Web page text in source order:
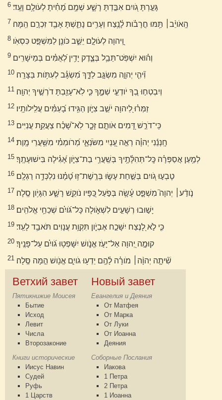
6 גָּעַ֣רְתָּ גֹ֭ויִם אִבַּ֣דְתָּ רָשָׁ֑ע שְׁמָ֥ם מָ֝חִ֗יתָ לְעֹולָ֥ם וָעֶֽד׃
7 הָֽאֹויֵ֨ב׀ תַּ֥מּוּ חֳרָבֹ֗ות לָ֫נֶ֥צַח וְעָרִ֥ים נָתַ֑שְׁתָּ אָבַ֖ד זִכְרָ֣ם הֵֽמָּה׃
8 וַֽ֭יהוָה לְעֹולָ֣ם יֵשֵׁ֑ב כֹּונֵ֖ן לַמִּשְׁפָּ֣ט כִּסְאֹֽו׃
9 וְה֗וּא יִשְׁפֹּֽט־תֵּבֵ֥ל בְּצֶ֑דֶק יָדִ֥ין לְ֝אֻמִּ֗ים בְּמֵישָׁרִֽים׃
10 וִ֘יהִ֤י יְהוָ֣ה מִשְׂגָּ֣ב לַדָּ֑ךְ מִ֝שְׂגָּ֗ב לְעִתֹּ֥ות בַּצָּרָֽה׃
11 וְיִבְטְח֣וּ בְ֭ךָ יֹודְעֵ֣י שְׁמֶ֑ךָ כִּ֤י לֹֽא־עָזַ֖בְתָּ דֹרְשֶׁ֣יךָ יְהוָֽה׃
12 זַמְּר֗וּ לַ֭יהוָה יֹשֵׁ֣ב צִיֹּ֑ון הַגִּ֥ידוּ בָ֝עַמִּ֗ים עֲלִֽילֹותָֽיו׃
13 כִּֽי־דֹרֵ֣שׁ דָּ֭מִים אֹותָ֣ם זָכָ֑ר לֹֽא־שָׁ֝כַ֗ח צַעֲקַ֥ת עֲנִיִּים
14 חָֽנְנֵ֬נִי יְהוָ֗ה רְאֵ֣ה עָ֭נְיִי מִשֹּׂנְאָ֑י מְ֝רֹומְמִ֗י מִשַּׁ֥עֲרֵי מָֽוֶת׃
15 לְמַ֥עַן אֲסַפְּרָ֗ה כָּֽל־תְּהִלָּ֫תֶ֥יךָ בְּשַֽׁעֲרֵ֥י בַת־צִיֹּ֑ון אָ֝גִ֗ילָה בִּישׁוּעָתֶֽךָ׃
16 טָבְע֣וּ גֹ֭ויִם בְּשַׁ֣חַת עָשׂ֑וּ בְּרֶֽשֶׁת־ז֥וּ טָ֝מָ֗נוּ נִלְכְּדָ֥ה רַגְלָֽם׃
17 נֹ֤ודַ֨ע׀ יְהוָה֮ מִשְׁפָּ֪ט עָ֫שָׂ֥ה בְּפֹ֣עַל כַּ֭פָּיו נֹוקֵ֣שׁ רָשָׁ֑ע הִגָּיֹ֥ון סֶֽלָה׃
18 יָשׁ֣וּבוּ רְשָׁעִ֣ים לִשְׁאֹ֑ולָה כָּל־גֹּ֝ויִ֗ם שְׁכֵחֵ֥י אֱלֹהִֽים׃
19 כִּ֤י לֹ֣א לָ֭נֶצַח יִשָּׁכַ֣ח אֶבְיֹ֑ון תִּקְוַ֥ת עֲנָוִים תֹּאבַ֥ד לָעַֽד׃
20 קוּמָ֣ה יְ֭הוָה אַל־יָעֹ֣ז אֱנֹ֑ושׁ יִשָּׁפְט֥וּ גֹ֝ויִ֗ם עַל־פָּנֶֽיךָ׃
21 שִׁ֘יתָ֤ה יְהוָ֨ה׀ מֹורָ֗ה לָ֫הֶ֥ם יֵדְע֥וּ גֹויִ֑ם אֱנֹ֖ושׁ הֵ֣מָּה סֶּֽלָה׃
Ветхий завет
Пятикнижие Моисея
Бытие
Исход
Левит
Числа
Второзаконие
Книги исторические
Иисус Навин
Судей
Руфь
1 Царств
Новый завет
Евангелия и Деяния
От Матфея
От Марка
От Луки
От Иоанна
Деяния
Соборные Послания
Иакова
1 Петра
2 Петра
1 Иоанна